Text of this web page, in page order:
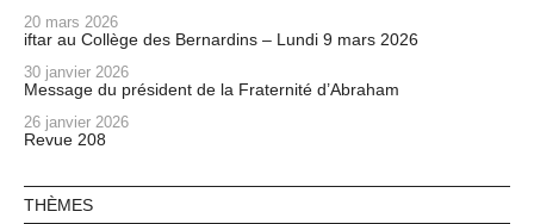
20 mars 2026
iftar au Collège des Bernardins – Lundi 9 mars 2026
30 janvier 2026
Message du président de la Fraternité d’Abraham
26 janvier 2026
Revue 208
THÈMES